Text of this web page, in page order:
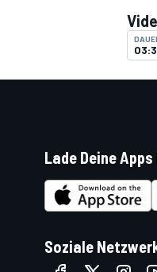
DTM
Lade Deine
Soziale